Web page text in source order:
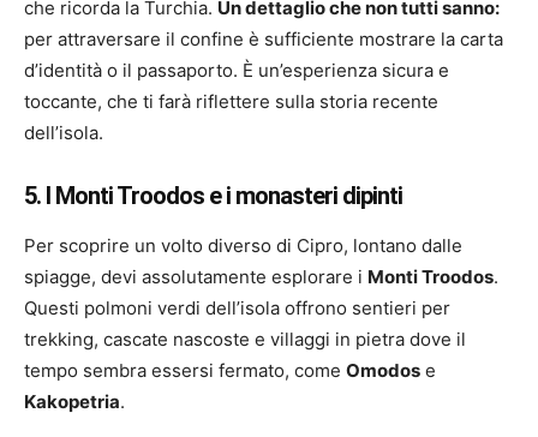
che ricorda la Turchia. Un dettaglio che non tutti sanno:
per attraversare il confine è sufficiente mostrare la carta
d’identità o il passaporto. È un’esperienza sicura e
toccante, che ti farà riflettere sulla storia recente
dell’isola.
5. I Monti Troodos e i monasteri dipinti
Per scoprire un volto diverso di Cipro, lontano dalle
spiagge, devi assolutamente esplorare i Monti Troodos.
Questi polmoni verdi dell’isola offrono sentieri per
trekking, cascate nascoste e villaggi in pietra dove il
tempo sembra essersi fermato, come Omodos e
Kakopetria.